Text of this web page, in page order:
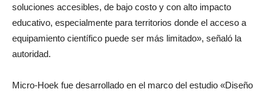
soluciones accesibles, de bajo costo y con alto impacto
educativo, especialmente para territorios donde el acceso a
equipamiento científico puede ser más limitado», señaló la
autoridad.
Micro-Hoek fue desarrollado en el marco del estudio «Diseño